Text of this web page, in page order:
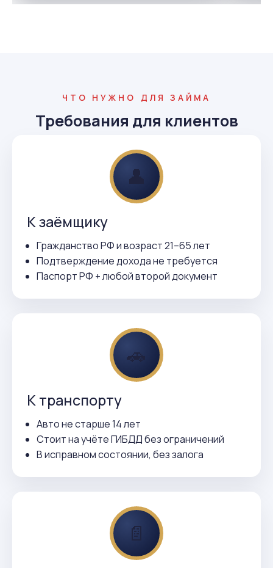
ЧТО НУЖНО ДЛЯ ЗАЙМА
Требования для клиентов
👤
К заёмщику
Гражданство РФ и возраст 21–65 лет
Подтверждение дохода не требуется
Паспорт РФ + любой второй документ
🚗
К транспорту
Авто не старше 14 лет
Стоит на учёте ГИБДД без ограничений
В исправном состоянии, без залога
📄